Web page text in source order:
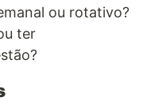
ou rotativo?
ter